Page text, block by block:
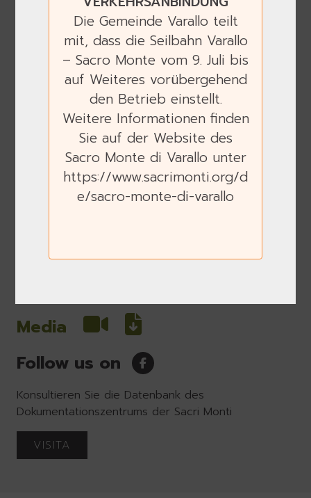
Ente di gestione dei Sacri Monti - Cascina
Valperone 1,
15020 Ponzano Monferrato (Al)
P.Iva 00971620067
segreteria@pec.sacri-monti.com
Media
Follow us on
Konsultieren Sie die Datenbank des
Dokumentationszentrums der Sacri Monti
VISITA
Die Gemeinde Varallo teilt
mit, dass die Seilbahn Varallo
– Sacro Monte vom 9. Juli bis
auf Weiteres vorübergehend
den Betrieb einstellt.
Weitere Informationen finden
Sie auf der Website des
Sacro Monte di Varallo unter
https://www.sacrimonti.org/d
e/sacro-monte-di-varallo